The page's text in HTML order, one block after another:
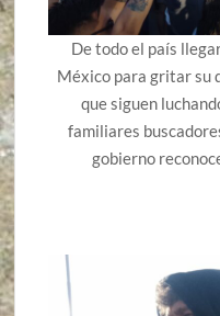
De todo el país
México para gritar su
que siguen
familiares
gobierno